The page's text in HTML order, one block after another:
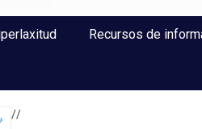
Recursos de
//